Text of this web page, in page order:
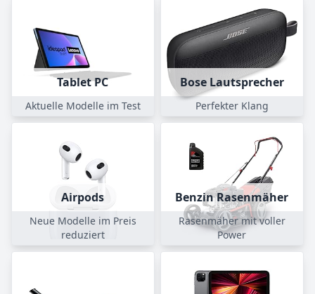
Tablet PC
Aktuelle Modelle im Test
Bose Lautsprecher
Perfekter Klang
Airpods
Neue Modelle im Preis
reduziert
Benzin Rasenmäher
Rasenmäher mit voller
Power